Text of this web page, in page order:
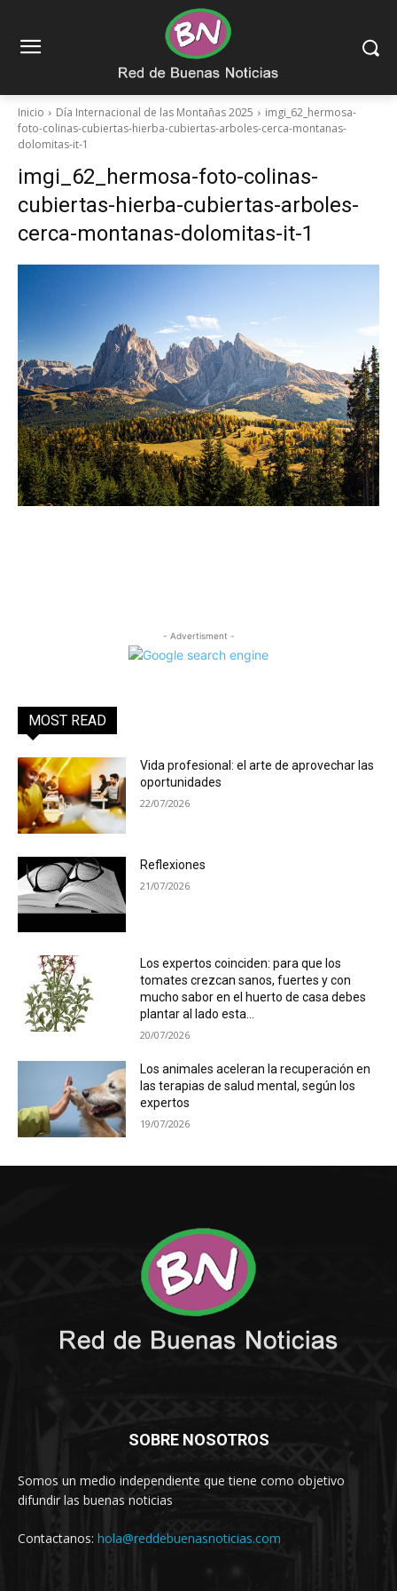
Inicio Día Internacional de las Montañas 2025
imgi_62_hermosa-
foto-colinas-cubiertas-hierba-cubiertas-arboles-cerca-montanas-
dolomitas-it-1
imgi_62_hermosa-foto-colinas-
cubiertas-hierba-cubiertas-arboles-
cerca-montanas-dolomitas-it-1
- Advertisment -
MOST READ
Vida profesional: el arte de aprovechar las
oportunidades
22/07/2026
Reflexiones
21/07/2026
Los expertos coinciden: para que los
tomates crezcan sanos, fuertes y con
mucho sabor en el huerto de casa debes
plantar al lado esta...
20/07/2026
Los animales aceleran la recuperación en
las terapias de salud mental, según los
expertos
19/07/2026
SOBRE NOSOTROS
Somos un medio independiente que tiene como objetivo
difundir las buenas noticias
Contactanos: hola@reddebuenasnoticias.com